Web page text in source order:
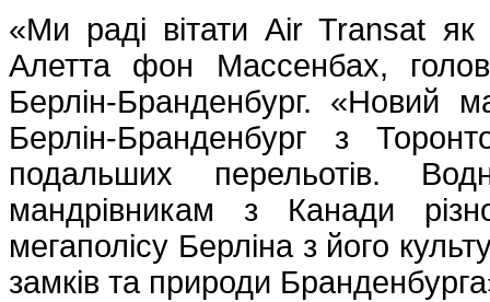
«Ми раді вітати Air Transat
Алетта фон Массенбах,
Берлін-Бранденбург. «Новий
Берлін-Бранденбург з
подальших перельотів.
мандрівникам з Канади
мегаполісу Берліна з його
замків та природи